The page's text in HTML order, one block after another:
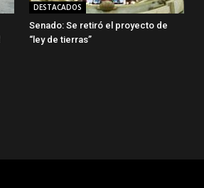
DESTACADOS
Senado: Se retiró el proyecto de
“ley de tierras”